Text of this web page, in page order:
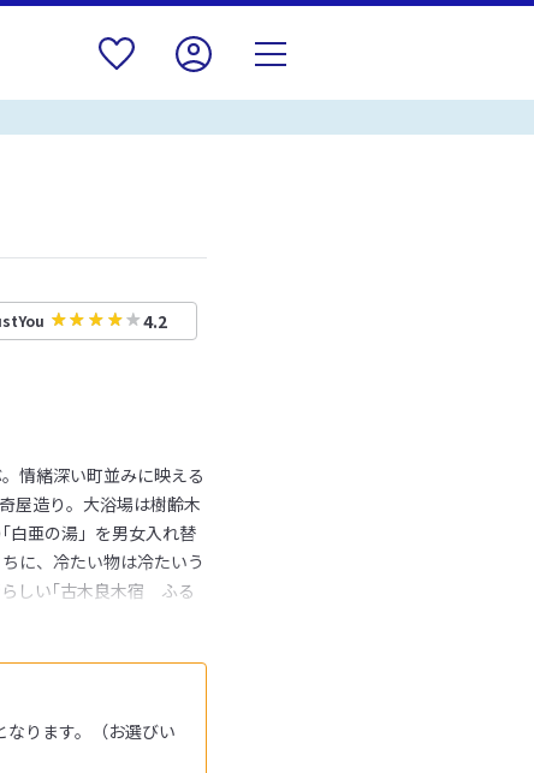
4.2
ります。（お選びい
情緒深い町並みに映える
屋造り。大浴場は樹齢木
白亜の湯」を男女入れ替
に、冷たい物は冷たいう
しい｢古木良木宿 ふる